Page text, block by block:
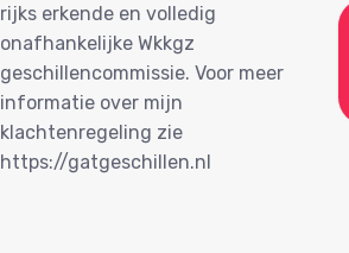
rijks erkende en volledig
onafhankelijke Wkkgz
geschillencommissie. Voor meer
informatie over mijn
klachtenregeling zie
https://gatgeschillen.nl